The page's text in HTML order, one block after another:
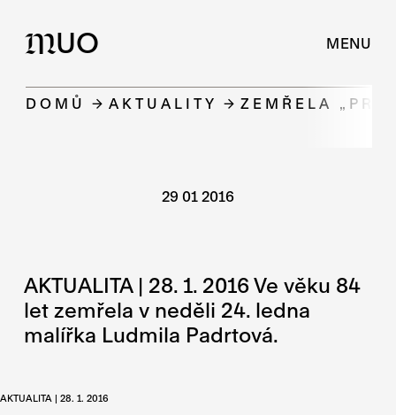
MUO MENU
DOMŮ AKTUALITY ZEMŘELA
29 01 2016
AKTUALITA | 28. 1. 2016 Ve věku 84
let zemřela v neděli 24. ledna
malířka Ludmila Padrtová.
AKTUALITA | 28. 1. 2016